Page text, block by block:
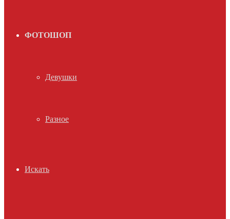
ФОТОШОП
Девушки
Разное
Искать